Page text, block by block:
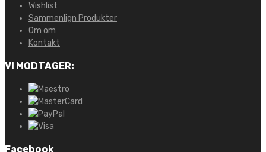
Wishlist
Sammenlign Produkter
Om om
Kontakt
VI MODTAGER:
Facebook